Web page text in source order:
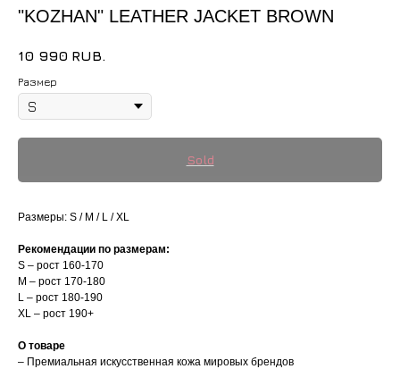
"KOZHAN" LEATHER JACKET BROWN
10 990 RUB.
Размер
Размеры: S / M / L / XL
Рекомендации по размерам:
S – рост 160-170
M – рост 170-180
L – рост 180-190
XL – рост 190+
О товаре
– Премиальная искусственная кожа мировых брендов